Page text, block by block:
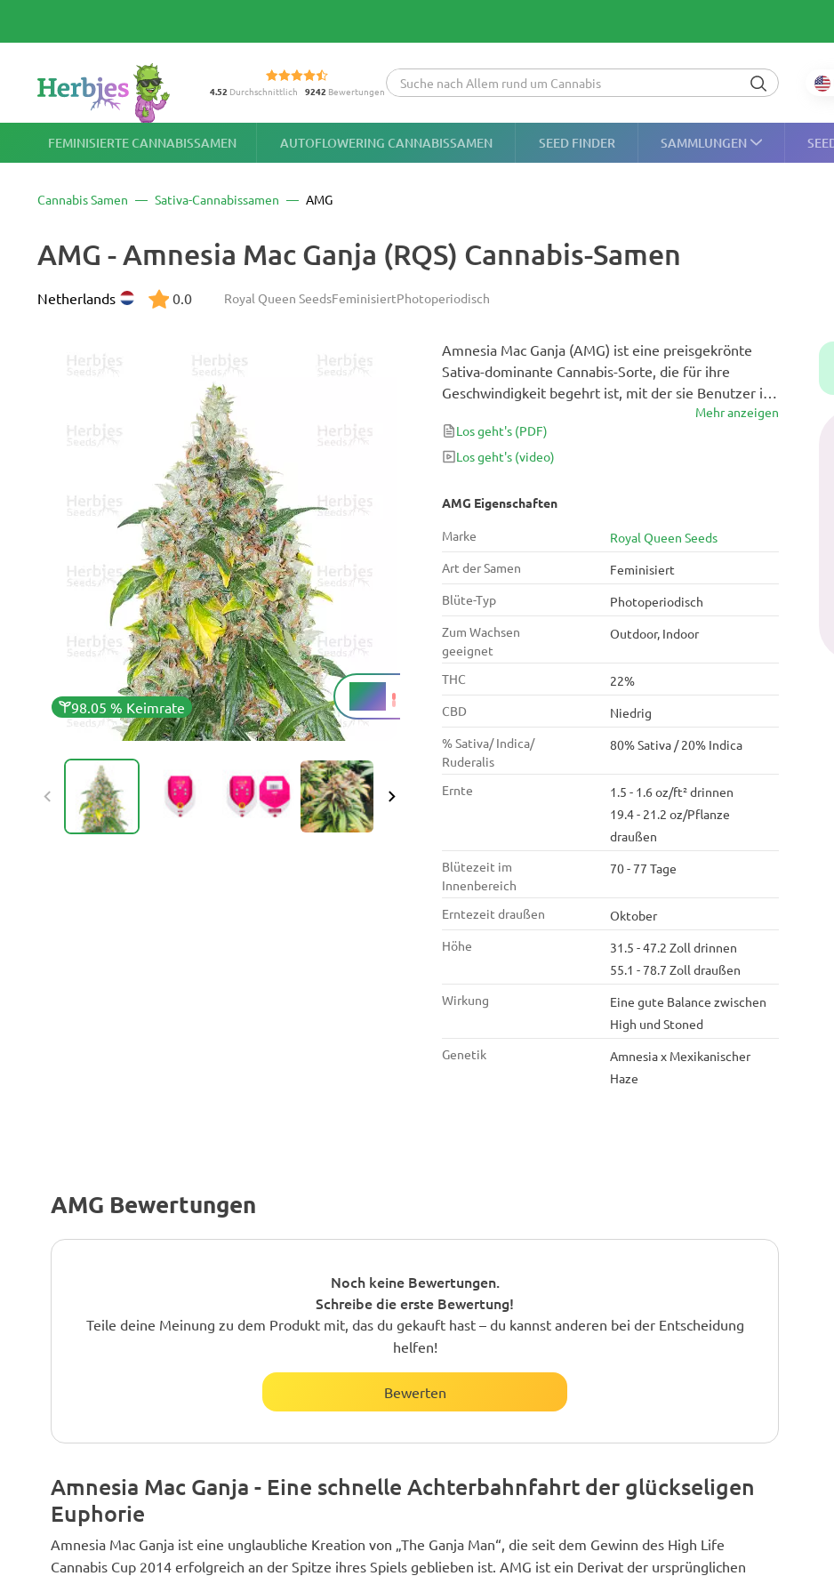
4.52 Durchschnittlich 9242 Bewertungen
FEMINISIERTE CANNABISSAMEN AUTOFLOWERING CANNABISSAMEN SEED FINDER SAMMLUNGEN
Cannabis Samen Sativa-Cannabissamen AMG
98.05 % Keimrate
22 %
THC
AMG - Amnesia Mac Ganja (RQS) Cannabis-Samen
Royal Queen SeedsFeminisiertPhotoperiodisch
Netherlands 0.0
AMG Eigenschaften
Marke
Royal Queen Seeds
Art der Samen
Feminisiert
Blüte-Typ
Photoperiodisch
Zum Wachsen
geeignet
Outdoor, Indoor
THC
22%
CBD
Niedrig
% Sativa/ Indica/
Ruderalis
80% Sativa / 20% Indica
Ernte
1.5 - 1.6 oz/ft² drinnen
19.4 - 21.2 oz/Pflanze
draußen
Blütezeit im
Innenbereich
70 - 77 Tage
Erntezeit draußen
Oktober
Höhe
31.5 - 47.2 Zoll drinnen
55.1 - 78.7 Zoll draußen
Wirkung
Eine gute Balance zwischen
High und Stoned
Genetik
Amnesia x Mexikanischer
Haze
AMG Bewertungen
Noch keine Bewertungen.
Schreibe die erste Bewertung!
Teile deine Meinung zu dem Produkt mit, das du gekauft hast – du kannst anderen bei der Entscheidung
helfen!
Bewerten
Amnesia Mac Ganja (AMG) ist eine preisgekrönte
Sativa-dominante Cannabis-Sorte, die für ihre
Geschwindigkeit begehrt ist, mit der sie Benutzer in
ein kosmisches Hoch katapultiert. Als vierfache
Meisterin kombiniert sie würzige Erdaromen mit
einem süßen Kräutergeschmack und vermittelt so
Mehr anzeigen
Los geht's (PDF)
Los geht's (video)
Amnesia Mac Ganja - Eine schnelle Achterbahnfahrt der glückseligen
Euphorie
Amnesia Mac Ganja ist eine unglaubliche Kreation von „The Ganja Man“, die seit dem Gewinn des High Life
Cannabis Cup 2014 erfolgreich an der Spitze ihres Spiels geblieben ist. AMG ist ein Derivat der ursprünglichen